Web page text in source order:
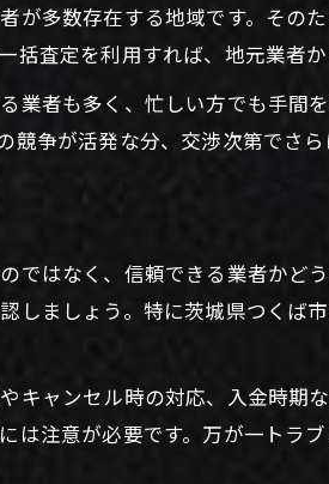
車買取一括査定の流れをや
車買取一括査定で注意すべ
査定依頼時に必要な準備と
車買取一括査定サービスの
車買取で一括査定が選ばれ
車買取一括査定の申込手順
車買取一括査定がおすすめ
が多数存在する地域です。その
査定を利用すれば、地元業者
業者も多く、忙しい方でも手間
争が活発な分、交渉次第でさ
ではなく、信頼できる業者かど
しましょう。特に茨城県つくば
キャンセル時の対応、入金時期
は注意が必要です。万が一トラ